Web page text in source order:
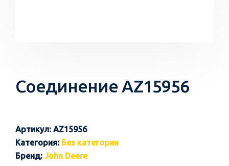
Соединение AZ15956
Артикул: AZ15956
Категория: Без категории
Бренд: John Deere